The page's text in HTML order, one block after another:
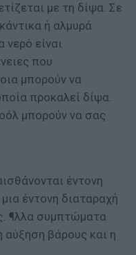
με τη δίψα. Σε
ή αλμυρά
είναι
που
μπορούν να
προκαλεί δίψα.
μπορούν να σας
έντονη
έντονη διαταραχή
¶λλα συμπτώματα
αύξηση βάρους και η